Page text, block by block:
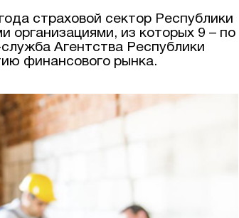
страховой сектор Республики
организациями, из которых 9 – по
Агентства Республики
финансового рынка.